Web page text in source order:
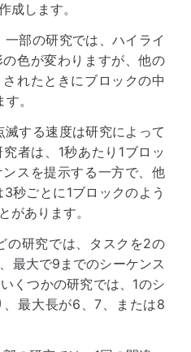
成します。
一部の研究では、ハイライ
の色が変わりますが、他の
れたときにブロックの中
。
滅する速度は研究によって
者は、1秒あたり1ブロッ
スを提示する一方で、他
秒ごとに1ブロックのよう
があります。
の研究では、タスクを2の
最大で9までのシーケンス
くつかの研究では、1のシ
最大長が6、7、または8